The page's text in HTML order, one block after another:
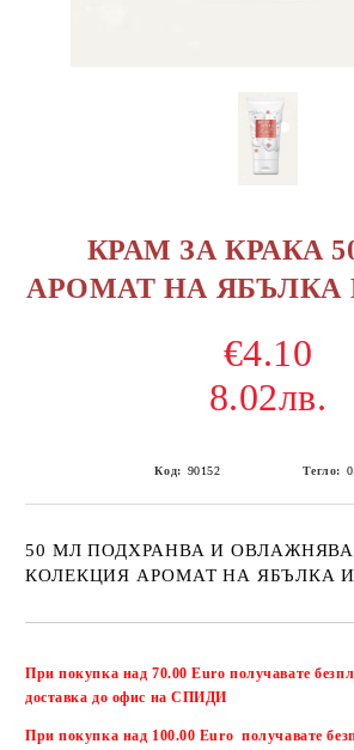
КРАМ ЗА КРАКА
АРОМАТ НА ЯБЪЛКА
€4.10
8.02лв.
Код: 90152 Тегло:
50 МЛ ПОДХРАНВА И
КОЛЕКЦИЯ АРОМАТ НА ЯБЪЛКА
При покупка над 70.00 Euro получавате
доставка до офис на СПИДИ
При покупка над 100.00 Euro получавате